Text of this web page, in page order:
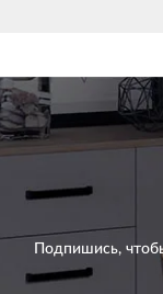
Подпишись,